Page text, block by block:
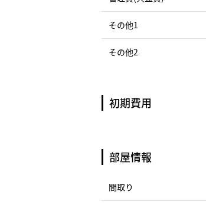
その他1
その他2
初期費用
部屋情報
間取り